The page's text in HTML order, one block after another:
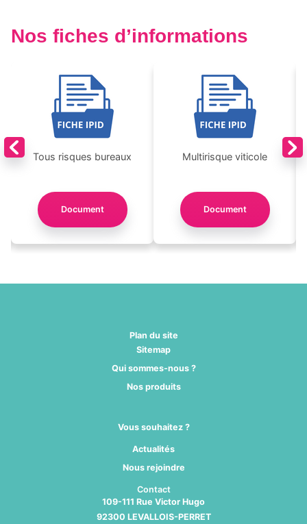
Nos fiches d’informations
Tous risques bureaux
Document
Multirisque viticole
Document
Plan du site
Sitemap
Qui sommes-nous ?
Nos produits
Vous souhaitez ?
Actualités
Nous rejoindre
Contact
109-111 Rue Victor Hugo
92300 LEVALLOIS-PERRET